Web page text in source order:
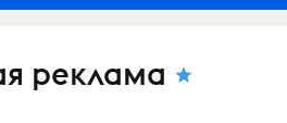
реклама